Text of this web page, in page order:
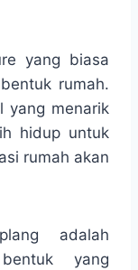
yang biasa
rumah.
yang menarik
hidup untuk
rumah akan
adalah
yang